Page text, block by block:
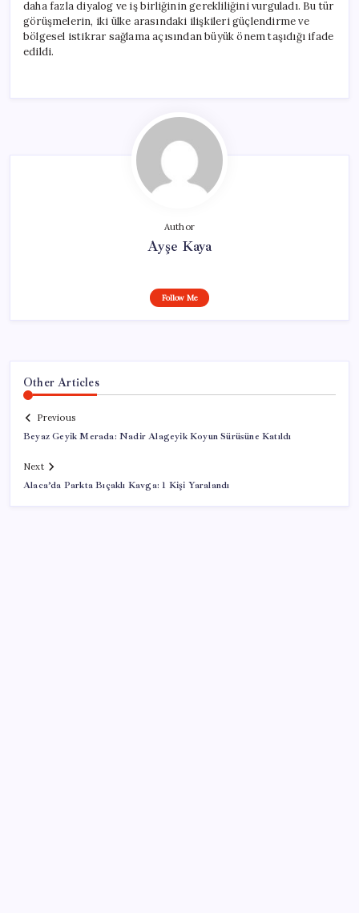
daha fazla diyalog ve iş birliğinin gerekliliğini vurguladı. Bu tür
görüşmelerin, iki ülke arasındaki ilişkileri güçlendirme ve
bölgesel istikrar sağlama açısından büyük önem taşıdığı ifade
edildi.
Author
Ayşe Kaya
Follow Me
Other Articles
Previous
Beyaz Geyik Merada: Nadir Alageyik Koyun Sürüsüne Katıldı
Next
Alaca’da Parkta Bıçaklı Kavga: 1 Kişi Yaralandı